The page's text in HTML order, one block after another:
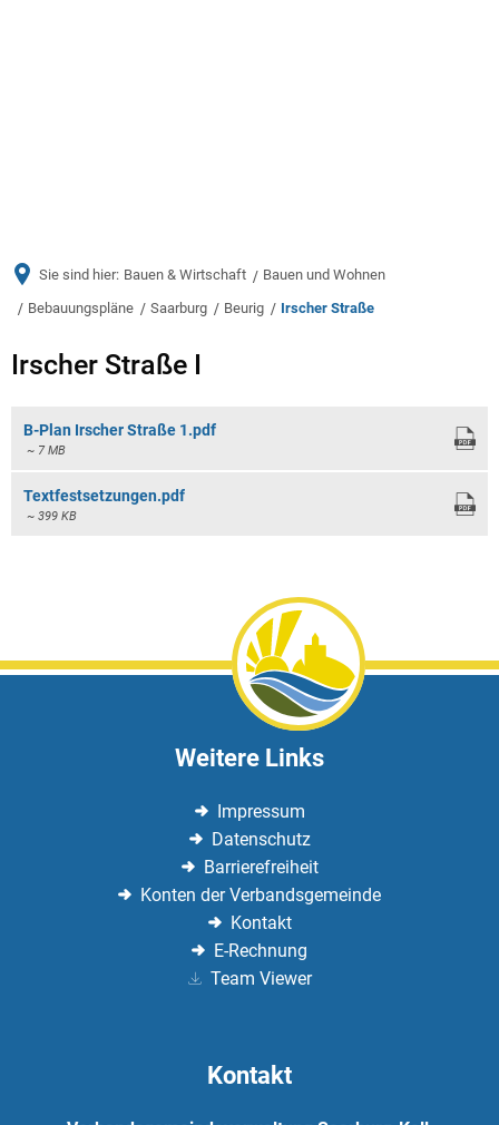
Sie sind hier: Bauen & Wirtschaft
Bauen und Wohnen
Bebauungspläne
Saarburg Beurig Irscher Straße
Irscher
Irscher Straße I
B-Plan Irscher Straße 1.pdf
~ 7 MB
Textfestsetzungen.pdf
~ 399 KB
Weitere Links
Impressum
Datenschutz
Barrierefreiheit
Konten der Verbandsgemeinde
Kontakt
E-Rechnung
Team Viewer
Kontakt